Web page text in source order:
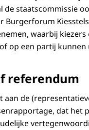
de staatscommissie
Burgerforum
waarbij kiezers
op een partij
referendum
aan de
dat het